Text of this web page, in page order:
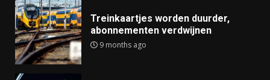
Treinkaartjes worden duurder,
abonnementen verdwijnen
9 months ago